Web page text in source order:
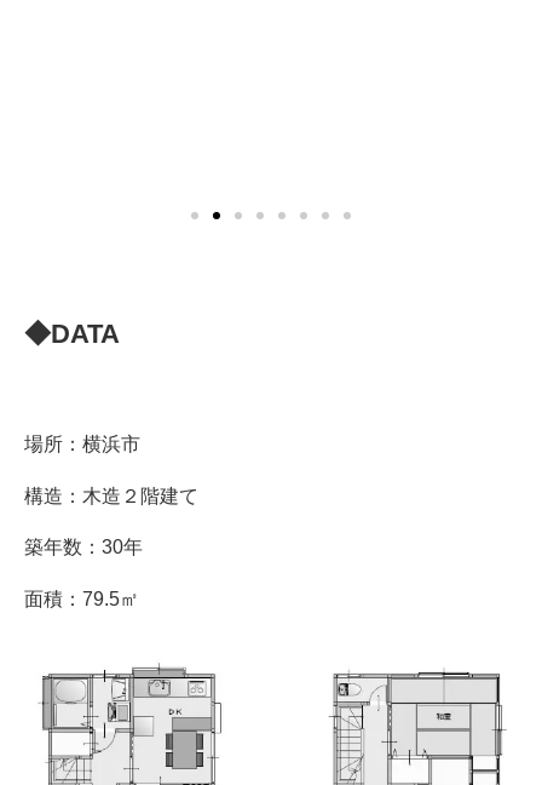
◆DATA
場所：横浜市
構造：木造２階建て
築年数：30年
面積：79.5㎡